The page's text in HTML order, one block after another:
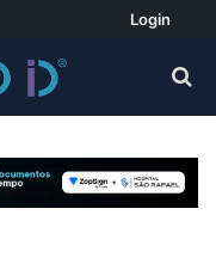
Login